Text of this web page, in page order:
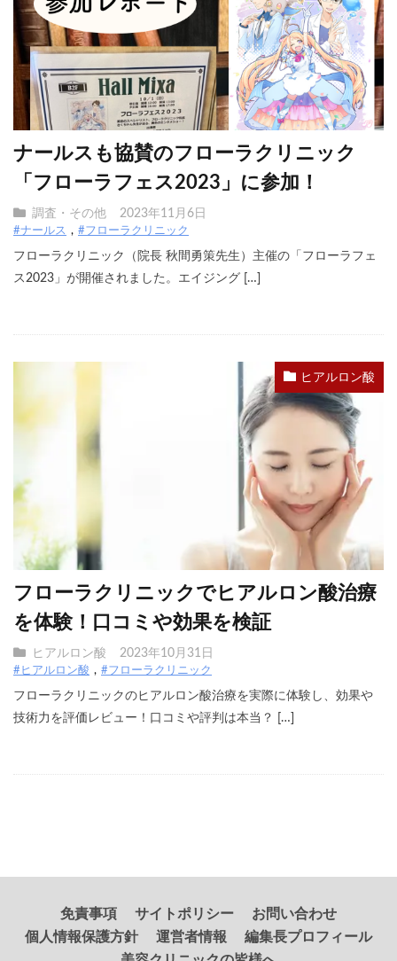
ナールスも協賛のフローラクリニック
「フローラフェス2023」に参加！
調査・その他 2023年11月6日
#ナールス #フローラクリニック
フローラクリニック（院長 秋間勇策先生）主催の「フローラフェ
ス2023」が開催されました。エイジング […]
ヒアルロン酸
フローラクリニックでヒアルロン酸治療
を体験！口コミや効果を検証
ヒアルロン酸 2023年10月31日
#ヒアルロン酸 #フローラクリニック
フローラクリニックのヒアルロン酸治療を実際に体験し、効果や
技術力を評価レビュー！口コミや評判は本当？ […]
免責事項 サイトポリシー
お問い合わせ
個人情報保護方針
運営者情報
編集長プロフィール